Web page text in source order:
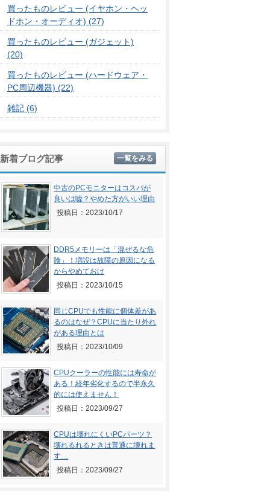
買ったものレビュー (イヤホン・ヘッ
ドホン・オーディオ) (27)
買ったものレビュー (ガジェット)
(20)
買ったものレビュー (ハードウェア・
PC周辺機器) (22)
雑記 (6)
新着ブログ記事 一覧をみる
中古のPCモニターはコスパが
良いは嘘？やめた方がいい理由
投稿日：2023/10/17
DDR5メモリーは「混ぜるな危
険」！増設は故障の原因になる
からやめておけ
投稿日：2023/10/15
同じCPUでも性能に個体差があ
るのはなぜ？CPUに当たり外れ
がある理由とは
投稿日：2023/10/09
CPUクーラーの性能には寿命が
ある！経年劣化するので半永久
的には使えません！
投稿日：2023/09/27
CPUは壊れにくいPCパーツ？
壊れるれるときは普通に壊れま
す…
投稿日：2023/09/27